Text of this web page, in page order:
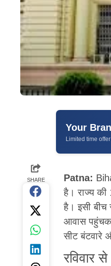
Your
Limited time offer
SHARE Patna:
है। राज्य की
है। इसी बीच
आवास
सीट बंटवारे
रविवार